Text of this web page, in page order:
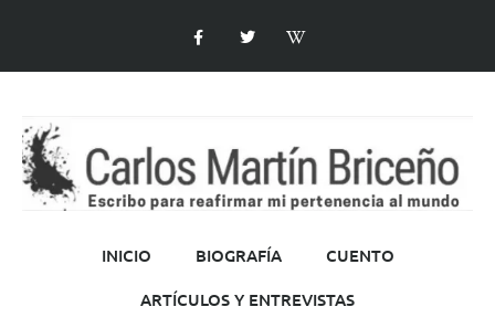
INICIO BIOGRAFÍA
CUENTO
ARTÍCULOS Y ENTREVISTAS